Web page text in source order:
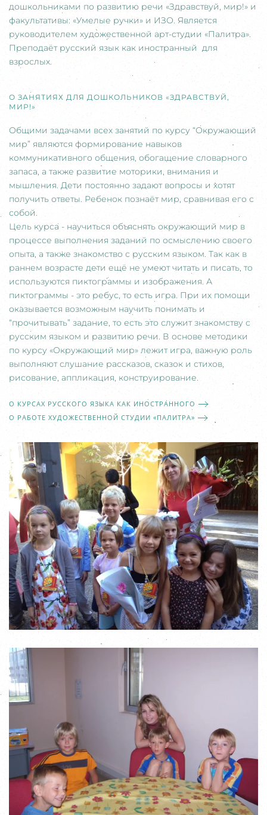
дошкольниками по развитию речи «Здравствуй, мир!» и
факультативы: «Умелые ручки» и ИЗО. Является
руководителем художественной арт-студии «Палитра».
Преподаёт русский язык как иностранный для
взрослых.
О ЗАНЯТИЯХ ДЛЯ ДОШКОЛЬНИКОВ «ЗДРАВСТВУЙ,
МИР!»
Общими задачами всех занятий по курсу “Окружающий
мир” являются формирование навыков
коммуникативного общения, обогащение словарного
запаса, а также развитие моторики, внимания и
мышления. Дети постоянно задают вопросы и хотят
получить ответы. Ребенок познаёт мир, сравнивая его с
собой.
Цель курса - научиться объяснять окружающий мир в
процессе выполнения заданий по осмыслению своего
опыта, а также знакомство с русским языком. Так как в
раннем возрасте дети ещё не умеют читать и писать, то
используются пиктограммы и изображения. А
пиктограммы - это ребус, то есть игра. При их помощи
оказывается возможным научить понимать и
“прочитывать” задание, то есть это служит знакомству с
русским языком и развитию речи. В основе методики
по курсу «Окружающий мир» лежит игра, важную роль
выполняют слушание рассказов, сказок и стихов,
рисование, аппликация, конструирование.
О КУРСАХ РУССКОГО ЯЗЫКА КАК ИНОСТРАННОГО
О РАБОТЕ ХУДОЖЕСТВЕННОЙ СТУДИИ «ПАЛИТРА»